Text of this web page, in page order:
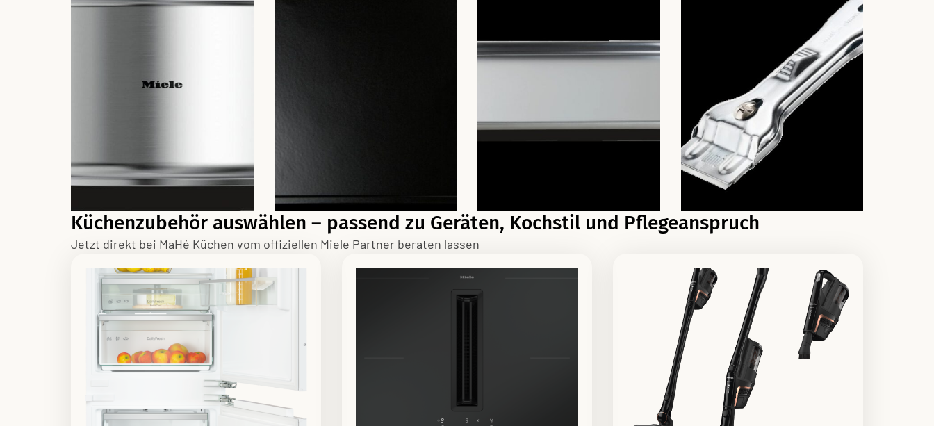
Küchenzubehör auswählen – passend zu Geräten, Kochstil und Pflegeanspruch
Jetzt direkt bei MaHé Küchen vom offiziellen Miele Partner beraten lassen